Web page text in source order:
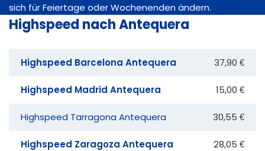
sich für Feiertage oder Wochenenden ändern.
Highspeed nach Antequera
Highspeed Barcelona Antequera 37,90 €
Highspeed Madrid Antequera 15,00 €
Highspeed Tarragona Antequera 30,55 €
Highspeed Zaragoza Antequera 28,05 €